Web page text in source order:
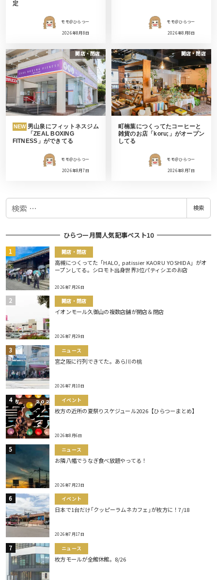
定
モモ＠ひらつー
2026年8月8日
モモ＠ひらつー
2026年8月8日
開店・閉店
NEW 男山泉にフィットネスジム
「ZEAL BOXING
FITNESS」ができてる
モモ＠ひらつー
2026年8月7日
開店・閉店
町楠葉につくってたコーヒーと
雑貨のお店「koru;」がオープン
してる
モモ＠ひらつー
2026年8月7日
検
検索
ひらつー月間人気記事ベスト10
開店・閉店
高槻につくってた「HALO, patissier KAORU YOSHIDA」がオ
ープンしてる。シロモト出身世界3位パティシエのお店
2026年7月26日
開店・閉店
イオンモール久御山の複数店舗が開店＆閉店
2026年7月29日
ニュース
宮之阪に行列できてた。あら川の桃
2026年7月10日
イベント
枚方の近所の夏祭りスケジュール2026【ひらつーまとめ】
2026年8月6日
ニュース
お隣八幡でうなぎ食べ放題やってる！
2026年7月23日
イベント
日本で1台だけ｢クッピーラムネカフェ｣が枚方に！7/18
2026年7月17日
ニュース
枚方モールが全館休館。8/26